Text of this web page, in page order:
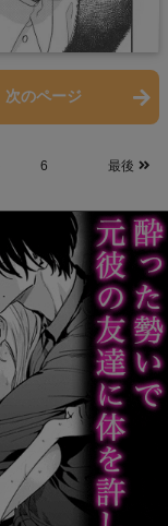
次のページ
6 最後